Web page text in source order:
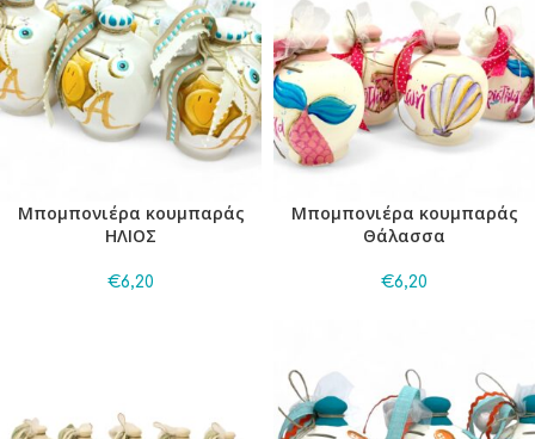
Μπομπονιέρα κουμπαράς
ΗΛΙΟΣ
€6,20
Μπομπονιέρα κουμπαράς
Θάλασσα
€6,20